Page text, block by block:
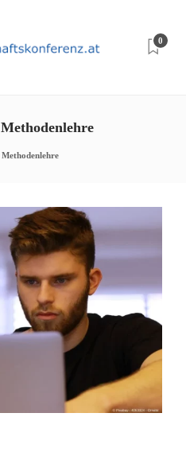
0
Methodenlehre
Methodenlehre